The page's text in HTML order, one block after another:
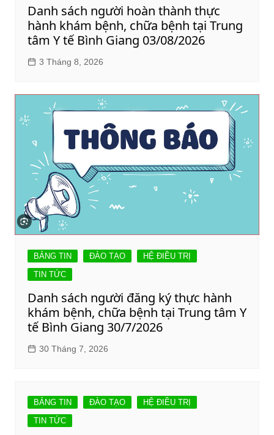
Danh sách người hoàn thành thực
hành khám bệnh, chữa bệnh tại Trung
tâm Y tế Bình Giang 03/08/2026
3 Tháng 8, 2026
BẢNG TIN ĐÀO TẠO
HỆ ĐIỀU TRỊ
TIN TỨC
Danh sách người đăng ký thực hành
khám bệnh, chữa bệnh tại Trung tâm Y
tế Bình Giang 30/7/2026
30 Tháng 7, 2026
BẢNG TIN ĐÀO TẠO
HỆ ĐIỀU TRỊ
TIN TỨC